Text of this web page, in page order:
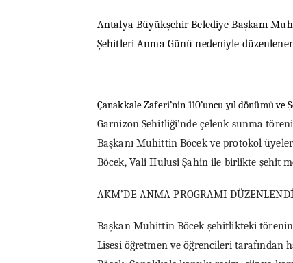
Antalya Büyükşehir Belediye Başkanı
Şehitleri Anma Günü nedeniyle
Çanakkale Zaferi’nin 110’uncu yıl dönümü
Garnizon Şehitliği’nde çelenk sunma
Başkanı Muhittin Böcek ve protokol
Böcek, Vali Hulusi Şahin ile birlikte şehit
AKM’DE ANMA PROGRAMI DÜZENLENDİ
Başkan Muhittin Böcek şehitlikteki
Lisesi öğretmen ve öğrencileri tarafından